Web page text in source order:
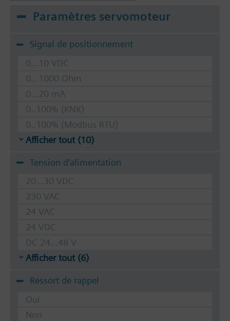
Paramètres servomoteur
Signal de positionnement
0...10 VDC
0...1000 Ohm
0...20 mA
0..100% (KNX)
0..100% (Modbus RTU)
Afficher tout (10)
Tension d'alimentation
20...30 VDC
230 VAC
24 VAC
24 VDC
DC 24...48 V
Afficher tout (6)
Ressort de rappel
Oui
Non